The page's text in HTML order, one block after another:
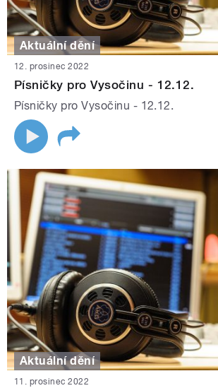
Aktuální dění
12. prosinec 2022
Písničky pro Vysočinu - 12.12.
Písničky pro Vysočinu - 12.12.
Aktuální dění
11. prosinec 2022